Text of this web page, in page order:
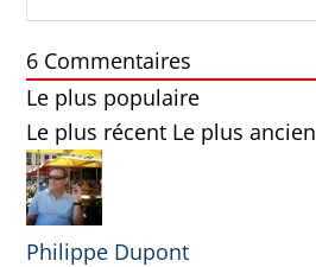
6 Commentaires
Le plus populaire
Le plus récent Le plus ancien
Philippe Dupont